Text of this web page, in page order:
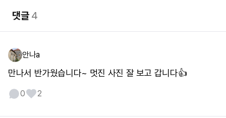
댓글4
안나a
만나서 반가웠습니다~ 멋진 사진 잘 보고 갑니다👍
0 2